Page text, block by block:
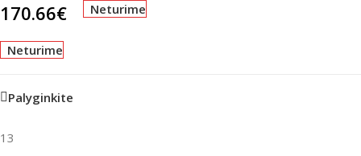
170.66€ Neturime
Neturime
Palyginkite
13